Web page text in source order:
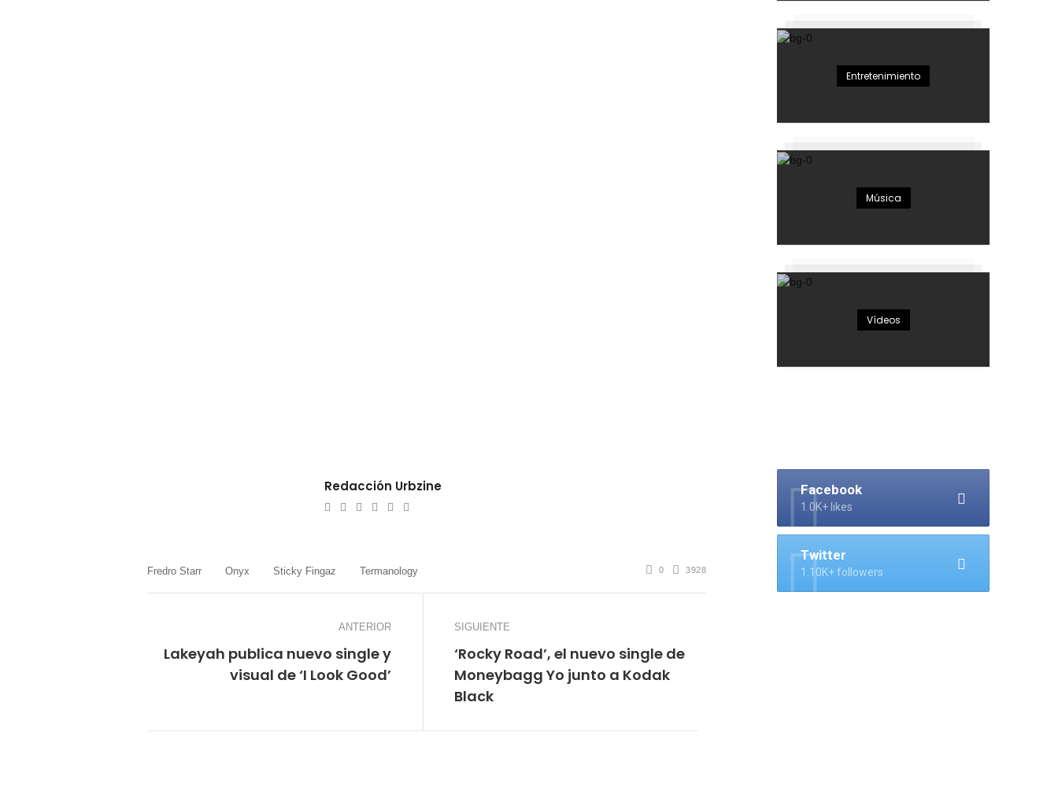
Redacción Urbzine
WebsiteTwitterFacebook
Youtube
Fredro Starr Onyx Sticky Fingaz Termanology 0 3928
ANTERIOR
Lakeyah publica nuevo single y
visual de ‘I Look Good’
SIGUIENTE
‘Rocky Road’, el nuevo single de
Moneybagg Yo junto a Kodak
Black
Entretenimiento
Música
Vídeos
Facebook
1.0K+ likes
Twitter
1.10K+ followers